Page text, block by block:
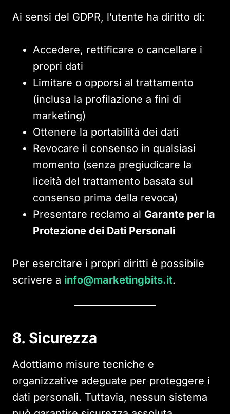
Ai sensi del GDPR, l’utente ha diritto di:
Accedere, rettificare o cancellare i
propri dati
Limitare o opporsi al trattamento
(inclusa la profilazione a fini di
marketing)
Ottenere la portabilità dei dati
Revocare il consenso in qualsiasi
momento (senza pregiudicare la
liceità del trattamento basata sul
consenso prima della revoca)
Presentare reclamo al Garante per la
Protezione dei Dati Personali
Per esercitare i propri diritti è possibile
scrivere a info@marketingbits.it.
8. Sicurezza
Adottiamo misure tecniche e
organizzative adeguate per proteggere i
dati personali. Tuttavia, nessun sistema